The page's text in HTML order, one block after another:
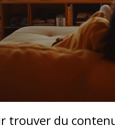
trouver du